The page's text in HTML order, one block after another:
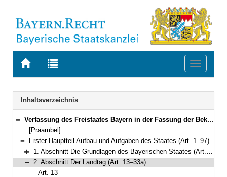
Zur
BAYERN.RECHT
Zur
letzten
Suche
Toggle
Navigation
Inhaltsverzeichnis
Bereich reduzieren
Verfassung des Freistaates Bayern in der Fassung der Bekanntmachung vom 15. Dezember 1998 (GVBl. S. 991, 992) BayRS 100-1-I (Art. 1–188)
[Präambel]
Bereich reduzieren
Erster Hauptteil Aufbau und Aufgaben des Staates (Art. 1–97)
Bereich erweitern
1. Abschnitt Die Grundlagen des Bayerischen Staates (Art. 1–12)
Bereich reduzieren
2. Abschnitt Der Landtag (Art. 13–33a)
Art. 13